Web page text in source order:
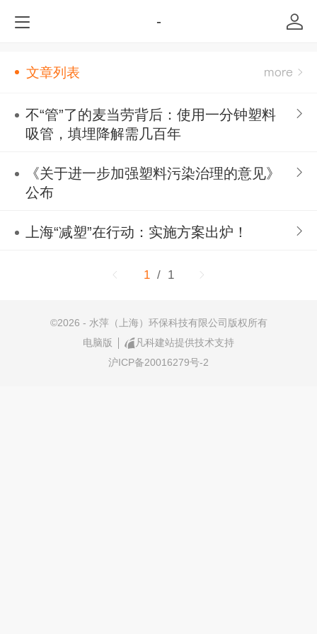
-
文章列表
不“管”了的麦当劳背后：使用一分钟塑料
吸管，填埋降解需几百年
《关于进一步加强塑料污染治理的意见》
公布
上海“减塑”在行动：实施方案出炉！
1 / 1
©2026 - 水萍（上海）环保科技有限公司版权所有
电脑版
凡科建站提供技术支持
沪ICP备20016279号-2